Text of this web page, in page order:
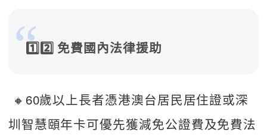
1️⃣2️⃣ 免費國內法律援助
🔸60歲以上長者憑港澳台居民居住證或深
圳智慧頤年卡可優先獲減免公證費及免費法